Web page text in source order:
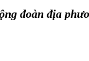
đoàn địa